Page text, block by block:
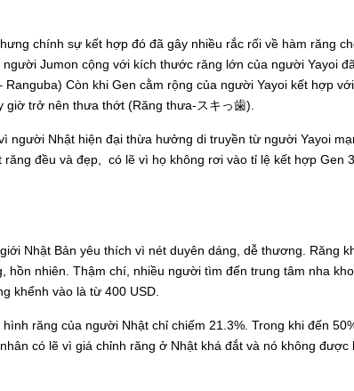
chính sự kết hợp đó đã gây nhiều rắc rối về hàm răng
Jumon cộng với kích thước răng lớn của người Yayoi
Còn khi Gen cằm rộng của người Yayoi kết hợp
trở nên thưa thớt (Răng thưa-スキっ歯).
Nhật hiện đại thừa hưởng di truyền từ người Yayoi
đều và đẹp, có lẽ vì họ không rơi vào tỉ lệ kết hợp Gen
Nhật Bản yêu thích vì nét duyên dáng, dễ thương. Răng
nhiên. Thậm chí, nhiều người tìm đến trung tâm nha
khểnh vào là từ 400 USD.
răng của người Nhật chỉ chiếm 21.3%. Trong khi đến
có lẽ vì giá chỉnh răng ở Nhật khá đắt và nó không được